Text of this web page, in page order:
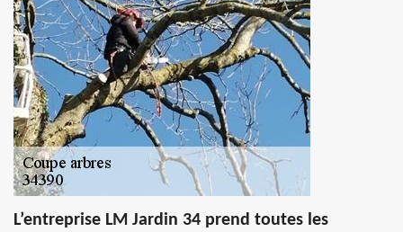
L’entreprise LM Jardin 34 prend toutes les